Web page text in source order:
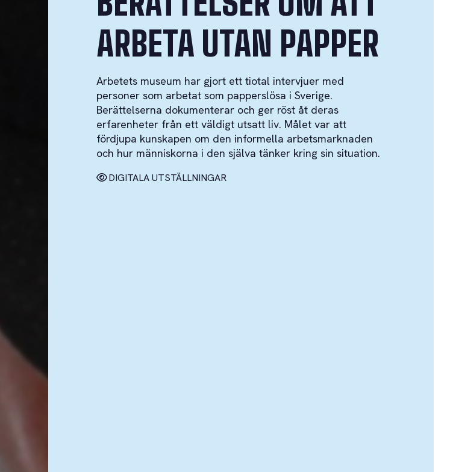
ARBETA UTAN PAPPER
Arbetets museum har gjort ett tiotal intervjuer med
personer som arbetat som papperslösa i Sverige.
Berättelserna dokumenterar och ger röst åt deras
erfarenheter från ett väldigt utsatt liv. Målet var att
fördjupa kunskapen om den informella arbetsmarknaden
och hur människorna i den själva tänker kring sin situation.
DIGITALA UTSTÄLLNINGAR